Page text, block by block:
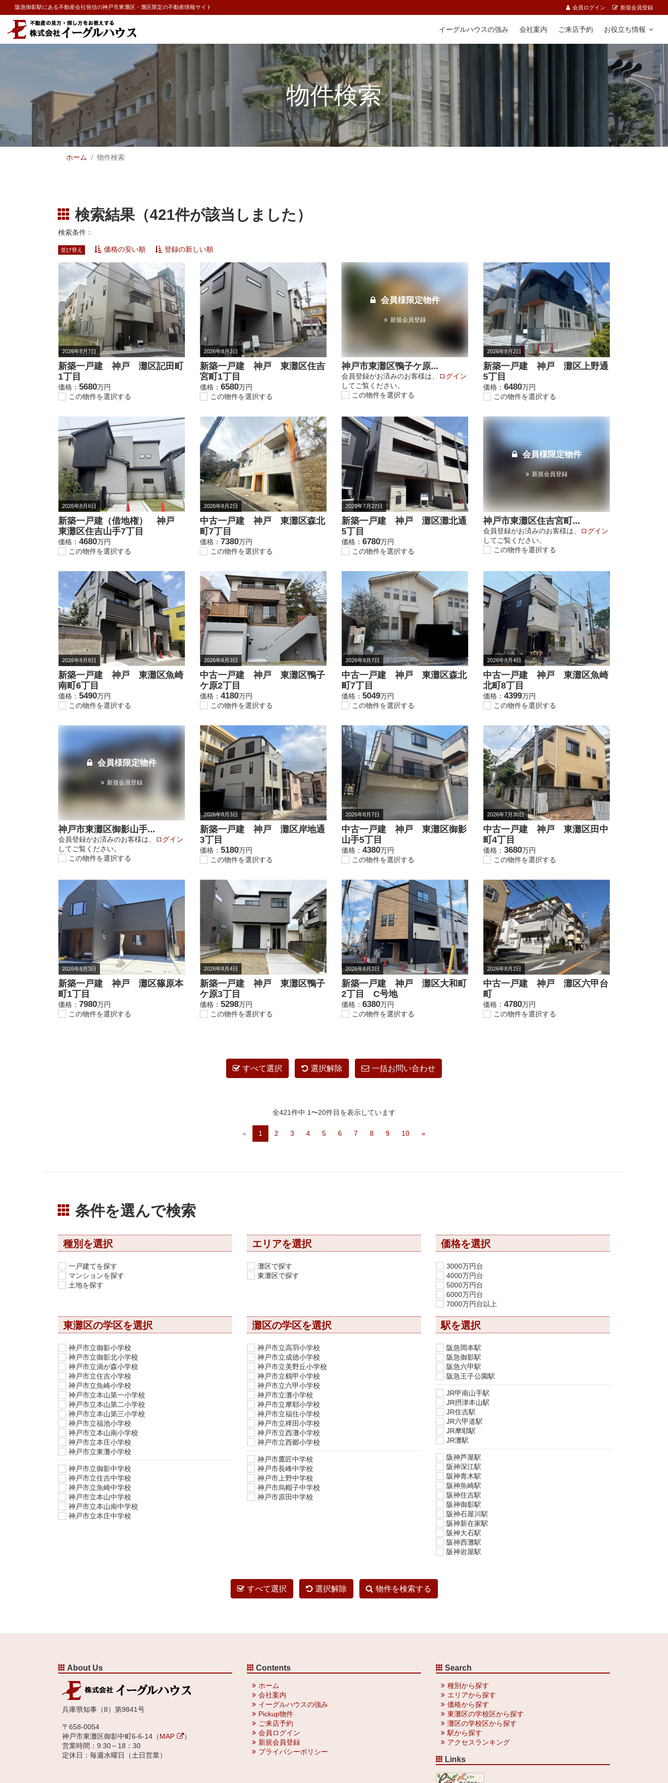
阪急御影駅にある不動産会社発信の神戸市東灘区・灘区限定の不動産情報サイト 会員ログイン 新規会員登録
イーグルハウスの強み 会社案内 ご来店予約 お役立ち情報
物件検索
ホーム 物件検索
検索結果（421件が該当しました）
検索条件：
並び替え 価格の安い順 登録の新しい順
2026年8月7日
新築一戸建 神戸 灘区記田町
1丁目
価格： 5680万円
この物件を選択する
2026年8月3日
新築一戸建 神戸 東灘区住吉
宮町1丁目
価格： 6580万円
この物件を選択する
会員様限定物件
新規会員登録
神戸市東灘区鴨子ケ原...
会員登録がお済みのお客様は、
ログイン
してご覧ください。
この物件を選択する
2026年8月2日
新築一戸建 神戸 灘区上野通
5丁目
価格： 6480万円
この物件を選択する
2026年8月6日
新築一戸建（借地権） 神戸
東灘区住吉山手7丁目
価格： 4680万円
この物件を選択する
2026年8月2日
中古一戸建 神戸 東灘区森北
町7丁目
価格： 7380万円
この物件を選択する
2026年7月27日
新築一戸建 神戸 灘区灘北通
5丁目
価格： 6780万円
この物件を選択する
会員様限定物件
新規会員登録
神戸市東灘区住吉宮町...
会員登録がお済みのお客様は、
ログイン
してご覧ください。
この物件を選択する
2026年8月8日
新築一戸建 神戸 東灘区魚崎
南町6丁目
価格： 5490万円
この物件を選択する
2026年8月3日
中古一戸建 神戸 東灘区鴨子
ケ原2丁目
価格： 4180万円
この物件を選択する
2026年8月7日
中古一戸建 神戸 東灘区森北
町7丁目
価格： 5049万円
この物件を選択する
2026年8月4日
中古一戸建 神戸 東灘区魚崎
北町8丁目
価格： 4399万円
この物件を選択する
会員様限定物件
新規会員登録
神戸市東灘区御影山手...
会員登録がお済みのお客様は、
ログイン
してご覧ください。
この物件を選択する
2026年8月3日
新築一戸建 神戸 灘区岸地通
3丁目
価格： 5180万円
この物件を選択する
2026年8月7日
中古一戸建 神戸 東灘区御影
山手5丁目
価格： 4380万円
この物件を選択する
2026年7月30日
中古一戸建 神戸 東灘区田中
町4丁目
価格： 3680万円
この物件を選択する
2026年8月3日
新築一戸建 神戸 灘区篠原本
町1丁目
価格： 7980万円
この物件を選択する
2026年8月4日
新築一戸建 神戸 東灘区鴨子
ケ原3丁目
価格： 5298万円
この物件を選択する
2026年8月3日
新築一戸建 神戸 灘区大和町
2丁目 C号地
価格： 6380万円
この物件を選択する
2026年8月2日
中古一戸建 神戸 灘区六甲台
町
価格： 4780万円
この物件を選択する
すべて選択 選択解除 一括お問い合わせ
全421件中 1〜20件目を表示しています
« 1 2 3 4 5 6 7 8 9 10 »
条件を選んで検索
種別を選択
一戸建てを探す
マンションを探す
土地を探す
エリアを選択
灘区で探す
東灘区で探す
価格を選択
3000万円台
4000万円台
5000万円台
6000万円台
7000万円台以上
東灘区の学区を選択
神戸市立御影小学校
神戸市立御影北小学校
神戸市立渦が森小学校
神戸市立住吉小学校
神戸市立魚崎小学校
神戸市立本山第一小学校
神戸市立本山第二小学校
神戸市立本山第三小学校
神戸市立福池小学校
神戸市立本山南小学校
神戸市立本庄小学校
神戸市立東灘小学校
神戸市立御影中学校
神戸市立住吉中学校
神戸市立魚崎中学校
神戸市立本山中学校
神戸市立本山南中学校
神戸市立本庄中学校
灘区の学区を選択
神戸市立高羽小学校
神戸市立成徳小学校
神戸市立美野丘小学校
神戸市立鶴甲小学校
神戸市立六甲小学校
神戸市立灘小学校
神戸市立摩耶小学校
神戸市立福住小学校
神戸市立稗田小学校
神戸市立西灘小学校
神戸市立西郷小学校
神戸市鷹匠中学校
神戸市長峰中学校
神戸市上野中学校
神戸市烏帽子中学校
神戸市原田中学校
駅を選択
阪急岡本駅
阪急御影駅
阪急六甲駅
阪急王子公園駅
JR甲南山手駅
JR摂津本山駅
JR住吉駅
JR六甲道駅
JR摩耶駅
JR灘駅
阪神芦屋駅
阪神深江駅
阪神青木駅
阪神魚崎駅
阪神住吉駅
阪神御影駅
阪神石屋川駅
阪神新在家駅
阪神大石駅
阪神西灘駅
阪神岩屋駅
すべて選択 選択解除 物件を検索する
About Us
兵庫県知事（8）第9841号
〒658-0054
神戸市東灘区御影中町6-6-14（MAP
）
営業時間：9:30～18：30
定休日：毎週水曜日（土日営業）
Contents
ホーム
会社案内
イーグルハウスの強み
Pickup物件
ご来店予約
会員ログイン
新規会員登録
プライバシーポリシー
Search
種別から探す
エリアから探す
価格から探す
東灘区の学校区から探す
灘区の学校区から探す
駅から探す
アクセスランキング
Links